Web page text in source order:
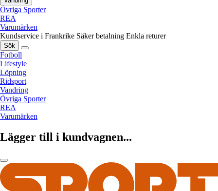
Övriga Sporter
REA
Varumärken
Kundservice i Frankrike Säker betalning Enkla returer
Sök
Fotboll
Lifestyle
Löpning
Ridsport
Vandring
Övriga Sporter
REA
Varumärken
Lägger till i kundvagnen...